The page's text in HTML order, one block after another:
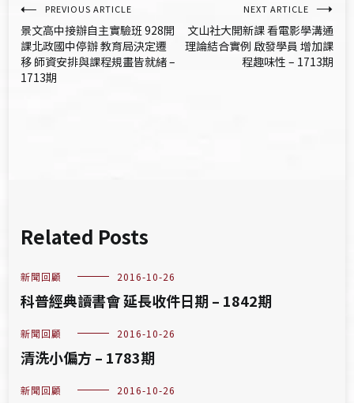
文
章
導
PREVIOUS ARTICLE
景文高中接辦自主實驗班 928開
課北政國中停辦 教育局決定遷
移 師資安排與課程規畫皆就緒 –
1713期
NEXT ARTICLE
文山社大開新課 看電影學溝通
理論結合實例 啟發學員 增加課
程趣味性 – 1713期
Related Posts
新聞回顧 2016-10-26
科普經典讀書會 延長收件日期 – 1842期
新聞回顧 2016-10-26
清洗小偏方 – 1783期
新聞回顧 2016-10-26